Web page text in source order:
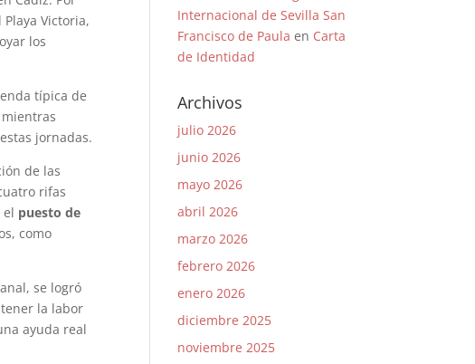
Victoria,
los
típica de
mientras
jornadas.
de las
rifas
el puesto de
como
se logró
la labor
ayuda real
Internacional de Sevilla San
Francisco de Paula en Carta
de Identidad
Archivos
julio 2026
junio 2026
mayo 2026
abril 2026
marzo 2026
febrero 2026
enero 2026
diciembre 2025
noviembre 2025